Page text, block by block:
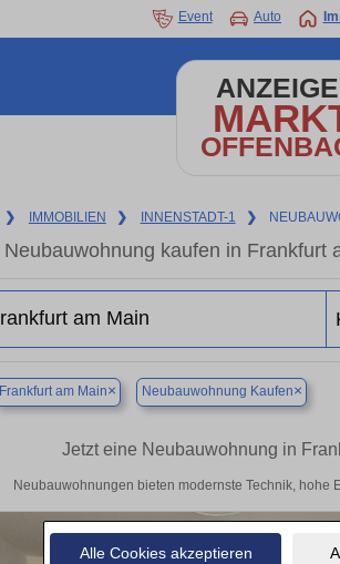
Alle Cookies akzeptieren
Event Auto
❯ IMMOBILIEN ❯ INNENSTADT-1 ❯
Neubauwohnung kaufen in Frankfurt
Frankfurt am Main× Neubauwohnung Kaufen×
Jetzt eine Neubauwohnung in
Neubauwohnungen bieten modernste Technik, hohe